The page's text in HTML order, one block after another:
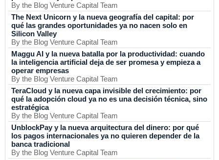
By the Blog Venture Capital Team
The Next Unicorn y la nueva geografía del capital: por
qué las grandes oportunidades ya no nacen solo en
Silicon Valley
By the Blog Venture Capital Team
Maggu AI y la nueva batalla por la productividad: cuando
la inteligencia artificial deja de ser promesa y empieza a
operar empresas
By the Blog Venture Capital Team
TeraCloud y la nueva capa invisible del crecimiento: por
qué la adopción cloud ya no es una decisión técnica, sino
estratégica
By the Blog Venture Capital Team
UnblockPay y la nueva arquitectura del dinero: por qué
los pagos internacionales ya no quieren depender de la
banca tradicional
By the Blog Venture Capital Team